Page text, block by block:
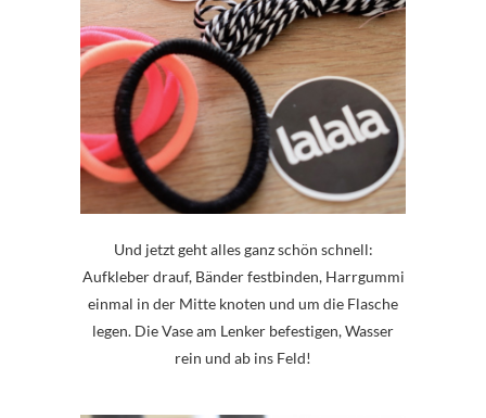
Und jetzt geht alles ganz schön schnell:
Aufkleber drauf, Bänder festbinden, Harrgummi
einmal in der Mitte knoten und um die Flasche
legen. Die Vase am Lenker befestigen, Wasser
rein und ab ins Feld!